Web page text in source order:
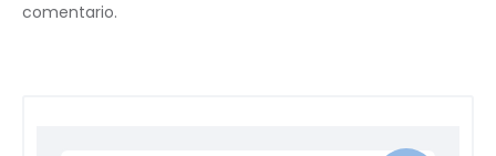
comentario.